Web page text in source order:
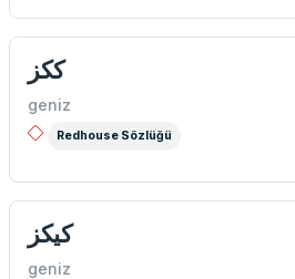
ككز
geniz
Redhouse Sözlüğü
كیكز
geniz